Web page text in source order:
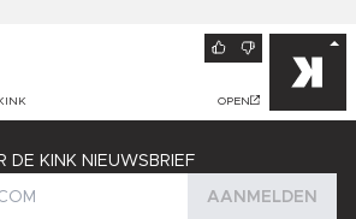
OPEN
DE KINK NIEUWSBRIEF
AANMELDEN